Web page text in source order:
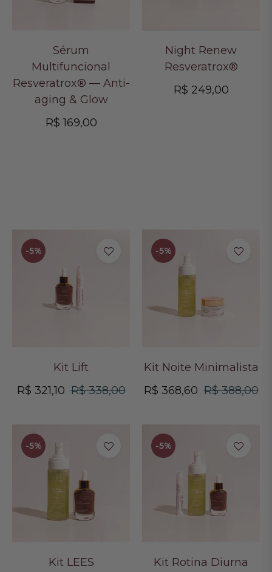
Sérum
Multifuncional
Resveratrox® — Anti-
aging & Glow
Preço
R$ 169,00
Night Renew
Resveratrox®
Preço
R$ 249,00
-5%
Kit Lift
Preço
R$ 321,10 R$ 338,00Preço
-5%
Kit Noite Minimalista
Preço
R$ 368,60 R$ 388,00
-5%
Kit LEES
-5%
Kit Rotina Diurna